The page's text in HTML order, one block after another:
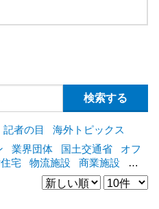
記者の目
海外トピックス
業界団体 国土交通省
オフ
宅 物流施設 商業施設
海
東急不動産 賃料
ア
野村不動産 ZEH [+]